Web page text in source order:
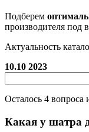
Подберем
производителя под
Актуальность
10.10 2023
Осталось 4 вопроса
Какая у шатра